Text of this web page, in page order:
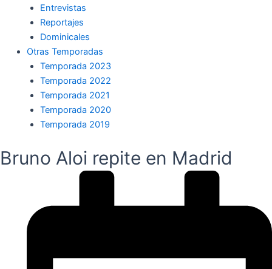
Entrevistas
Reportajes
Dominicales
Otras Temporadas
Temporada 2023
Temporada 2022
Temporada 2021
Temporada 2020
Temporada 2019
Bruno Aloi repite en Madrid